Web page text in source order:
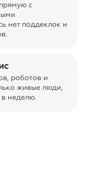
с
нет поддеклок и
роботов и
живые люди,
неделю.